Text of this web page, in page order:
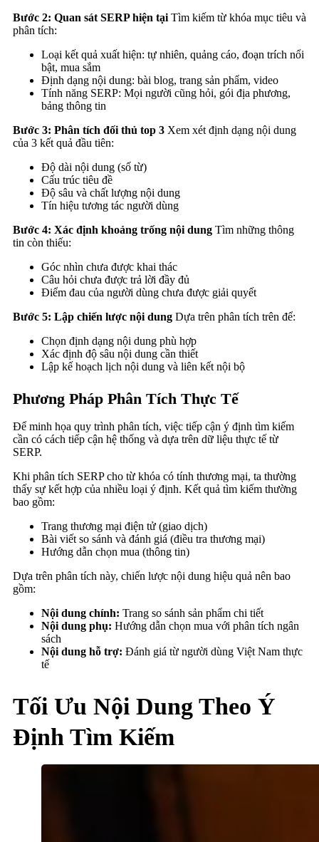
Bước 2: Quan sát SERP hiện tại Tìm kiếm từ khóa mục tiêu và
phân tích:
Loại kết quả xuất hiện: tự nhiên, quảng cáo, đoạn trích nổi
bật, mua sắm
Định dạng nội dung: bài blog, trang sản phẩm, video
Tính năng SERP: Mọi người cũng hỏi, gói địa phương,
bảng thông tin
Bước 3: Phân tích đối thủ top 3 Xem xét định dạng nội dung
của 3 kết quả đầu tiên:
Độ dài nội dung (số từ)
Cấu trúc tiêu đề
Độ sâu và chất lượng nội dung
Tín hiệu tương tác người dùng
Bước 4: Xác định khoảng trống nội dung Tìm những thông
tin còn thiếu:
Góc nhìn chưa được khai thác
Câu hỏi chưa được trả lời đầy đủ
Điểm đau của người dùng chưa được giải quyết
Bước 5: Lập chiến lược nội dung Dựa trên phân tích trên để:
Chọn định dạng nội dung phù hợp
Xác định độ sâu nội dung cần thiết
Lập kế hoạch lịch nội dung và liên kết nội bộ
Phương Pháp Phân Tích Thực Tế
Để minh họa quy trình phân tích, việc tiếp cận ý định tìm kiếm
cần có cách tiếp cận hệ thống và dựa trên dữ liệu thực tế từ
SERP.
Khi phân tích SERP cho từ khóa có tính thương mại, ta thường
thấy sự kết hợp của nhiều loại ý định. Kết quả tìm kiếm thường
bao gồm:
Trang thương mại điện tử (giao dịch)
Bài viết so sánh và đánh giá (điều tra thương mại)
Hướng dẫn chọn mua (thông tin)
Dựa trên phân tích này, chiến lược nội dung hiệu quả nên bao
gồm:
Nội dung chính: Trang so sánh sản phẩm chi tiết
Nội dung phụ: Hướng dẫn chọn mua với phân tích ngân
sách
Nội dung hỗ trợ: Đánh giá từ người dùng Việt Nam thực
tế
Tối Ưu Nội Dung Theo Ý
Định Tìm Kiếm